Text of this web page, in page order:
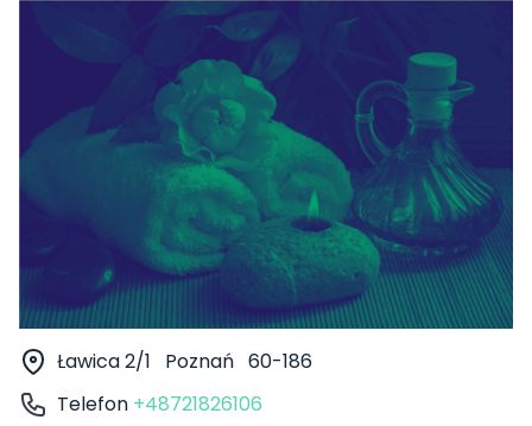
Ławica 2/1 Poznań 60-186
Telefon +48721826106